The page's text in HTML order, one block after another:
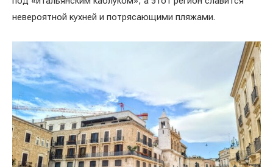
невероятной кухней и потрясающими пляжами.